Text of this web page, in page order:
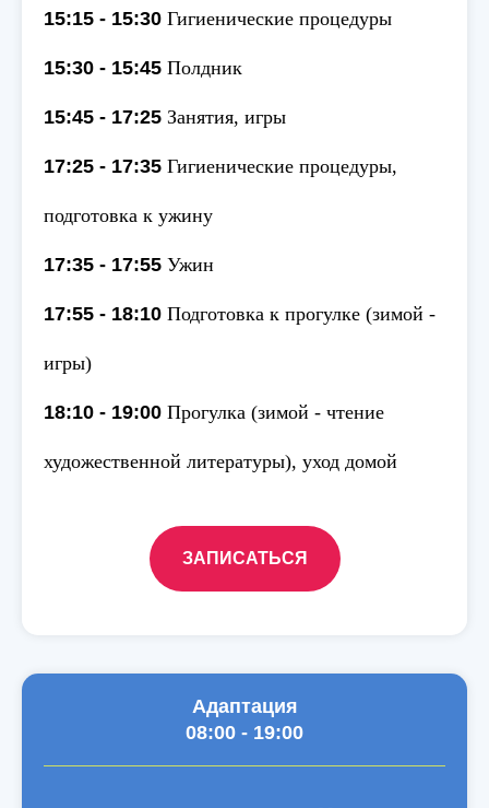
15:15 - 15:30 Гигиенические процедуры
15:30 - 15:45 Полдник
15:45 - 17:25 Занятия, игры
17:25 - 17:35 Гигиенические процедуры,
подготовка к ужину
17:35 - 17:55 Ужин
17:55 - 18:10 Подготовка к прогулке (зимой -
игры)
18:10 - 19:00 Прогулка (зимой - чтение
художественной литературы), уход домой
ЗАПИСАТЬСЯ
Адаптация
08:00 - 19:00